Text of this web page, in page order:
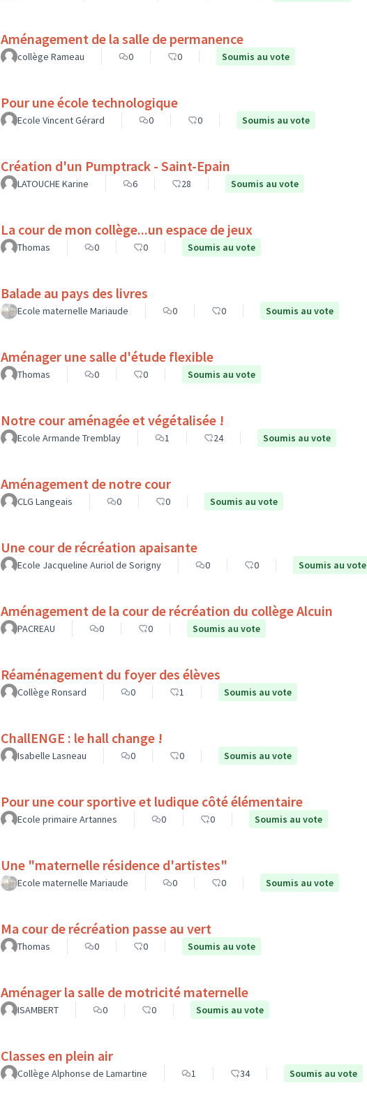
Aménagement de la salle de permanence
collège Rameau 0 0 Soumis au vote
Pour une école technologique
Ecole Vincent Gérard 0 0 Soumis au vote
Création d'un Pumptrack - Saint-Epain
LATOUCHE Karine 6 28 Soumis au vote
La cour de mon collège...un espace de jeux
Thomas 0 0 Soumis au vote
Balade au pays des livres
Ecole maternelle Mariaude 0 0 Soumis au vote
Aménager une salle d'étude flexible
Thomas 0 0 Soumis au vote
Notre cour aménagée et végétalisée !
Ecole Armande Tremblay 1 24 Soumis au vote
Aménagement de notre cour
CLG Langeais 0 0 Soumis au vote
Une cour de récréation apaisante
Ecole Jacqueline Auriol de Sorigny 0 0 Soumis au vote
Aménagement de la cour de récréation du collège Alcuin
PACREAU 0 0 Soumis au vote
Réaménagement du foyer des élèves
Collège Ronsard 0 1 Soumis au vote
ChallENGE : le hall change !
Isabelle Lasneau 0 0 Soumis au vote
Pour une cour sportive et ludique côté élémentaire
Ecole primaire Artannes 0 0 Soumis au vote
Une "maternelle résidence d'artistes"
Ecole maternelle Mariaude 0 0 Soumis au vote
Ma cour de récréation passe au vert
Thomas 0 0 Soumis au vote
Aménager la salle de motricité maternelle
ISAMBERT 0 0 Soumis au vote
Classes en plein air
Collège Alphonse de Lamartine 1 34 Soumis au vote